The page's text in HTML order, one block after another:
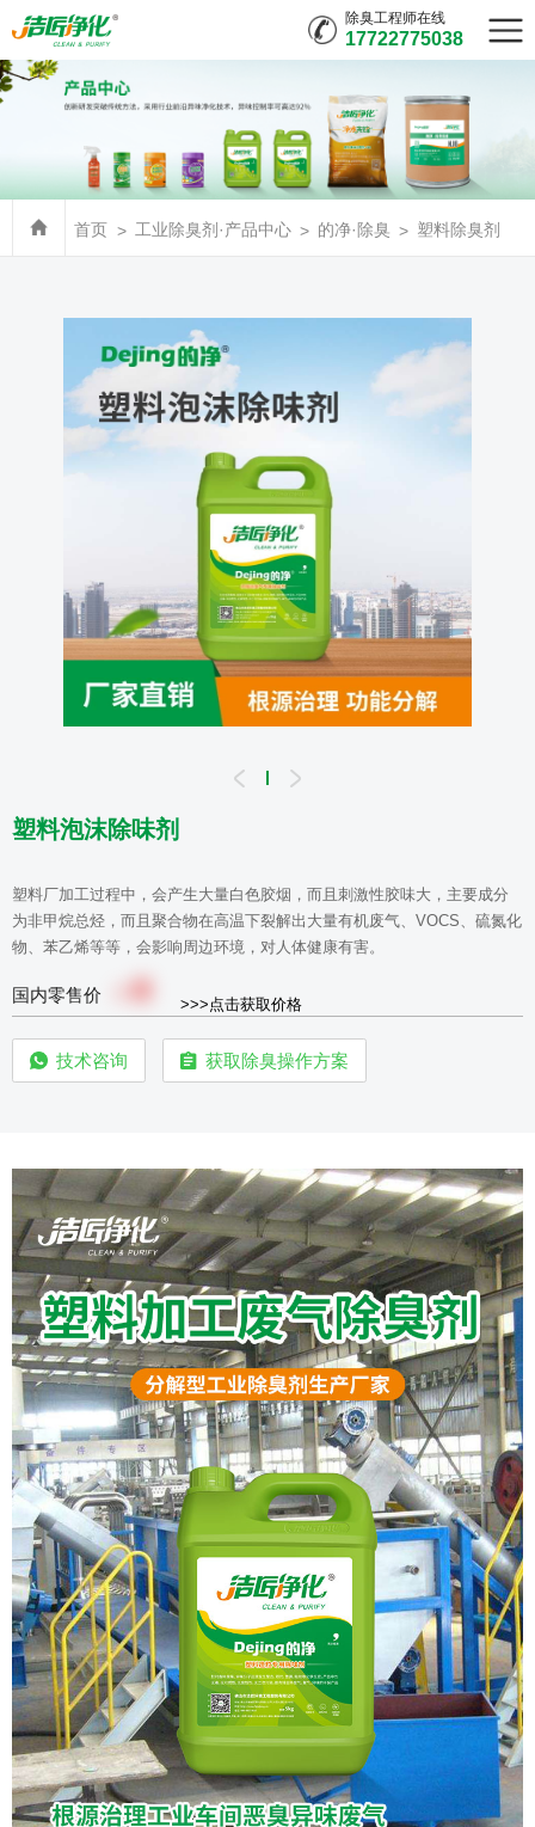
除臭工程师在线
17722775038
首页 工业除臭剂·产品中心 的净·除臭 塑料除臭剂
塑料泡沫除味剂
塑料厂加工过程中，会产生大量白色胶烟，而且刺激性胶味大，主要成分
为非甲烷总烃，而且聚合物在高温下裂解出大量有机废气、VOCS、硫氮化
物、苯乙烯等等，会影响周边环境，对人体健康有害。
国内零售价 0 >>>点击获取价格
技术咨询 获取除臭操作方案